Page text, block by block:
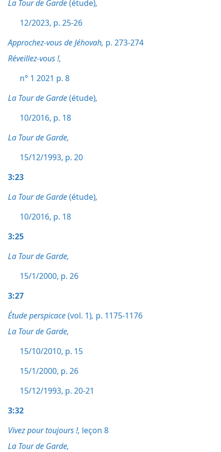
La Tour de Garde(étude),
12/2023, p. 25-26
Approchez-vous de Jéhovah, p. 273-274
Réveillez-vous !,
n° 1 2021 p. 8
La Tour de Garde(étude),
10/2016, p. 18
La Tour de Garde,
15/12/1993, p. 20
3:23
La Tour de Garde(étude),
10/2016, p. 18
3:25
La Tour de Garde,
15/1/2000, p. 26
3:27
Étude perspicace(vol. 1), p. 1175-1176
La Tour de Garde,
15/10/2010, p. 15
15/1/2000, p. 26
15/12/1993, p. 20-21
3:32
Vivez pour toujours !, leçon 8
La Tour de Garde,